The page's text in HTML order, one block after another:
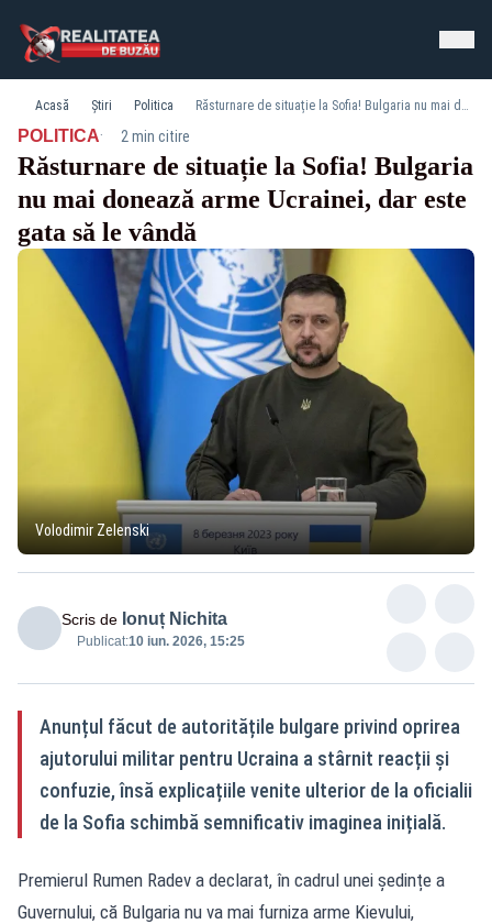
Acasă Știri Politica Răsturnare de situație la Sofia! Bulgaria nu mai donează arme Ucrainei, dar este gata să le vândă
POLITICA· 2 min citire
Răsturnare de situație la Sofia! Bulgaria
nu mai donează arme Ucrainei, dar este
gata să le vândă
Volodimir Zelenski
Scris de Ionuț Nichita
Publicat:10 iun. 2026, 15:25
Anunțul făcut de autoritățile bulgare privind oprirea
ajutorului militar pentru Ucraina a stârnit reacții și
confuzie, însă explicațiile venite ulterior de la oficialii
de la Sofia schimbă semnificativ imaginea inițială.
Premierul Rumen Radev a declarat, în cadrul unei ședințe a
Guvernului, că Bulgaria nu va mai furniza arme Kievului,